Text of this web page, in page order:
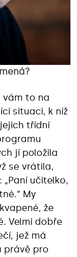
vám to na
situaci, k níž
třídní
jí položila
se vrátila,
učitelko,
My
že
Velmi dobře
jež má
právě pro